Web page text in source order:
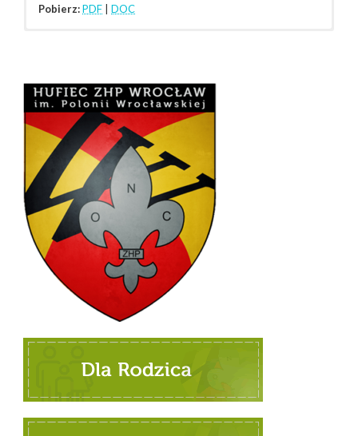
Pobierz:PDF DOC
8 zbiórek gdy brak ci weny
Pobierz:PDF
Wrzesień 39
Pobierz:
DOC
Wielki Post z JP II
Pobierz:
PDF
Sybiracy w sercu i w pamięci
Pobierz:
DOC
Podążając za JP II
Pobierz:
Nasze korzenie
Pobierz:DOC
Mapa zabytków
Pobierz:DOC